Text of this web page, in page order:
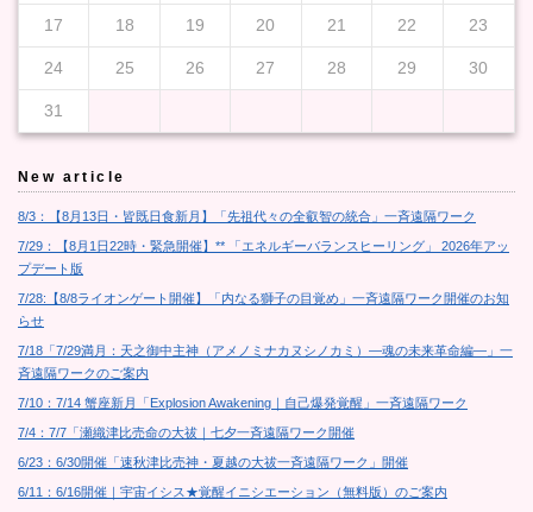
17 18 19 20 21 22 23
24 25 26 27 28 29 30
31
New article
8/3：【8月13日・皆既日食新月】「先祖代々の全叡智の統合」一斉遠隔ワーク
7/29：【8月1日22時・緊急開催】** 「エネルギーバランスヒーリング」 2026年アッ
プデート版
7/28:【8/8ライオンゲート開催】「内なる獅子の目覚め」一斉遠隔ワーク開催のお知
らせ
7/18「7/29満月：天之御中主神（アメノミナカヌシノカミ）―魂の未来革命編―」一
斉遠隔ワークのご案内
7/10：7/14 蟹座新月「Explosion Awakening｜自己爆発覚醒」一斉遠隔ワーク
7/4：7/7「瀬織津比売命の大祓｜七夕一斉遠隔ワーク開催
6/23：6/30開催「速秋津比売神・夏越の大祓一斉遠隔ワーク」開催
6/11：6/16開催｜宇宙イシス★覚醒イニシエーション（無料版）のご案内